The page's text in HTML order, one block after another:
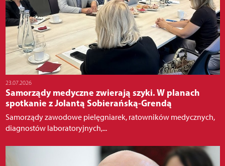
23.07.2026
Samorządy medyczne zwierają szyki. W planach
spotkanie z Jolantą Sobierańską-Grendą
Samorządy zawodowe pielęgniarek, ratowników medycznych,
diagnostów laboratoryjnych,...